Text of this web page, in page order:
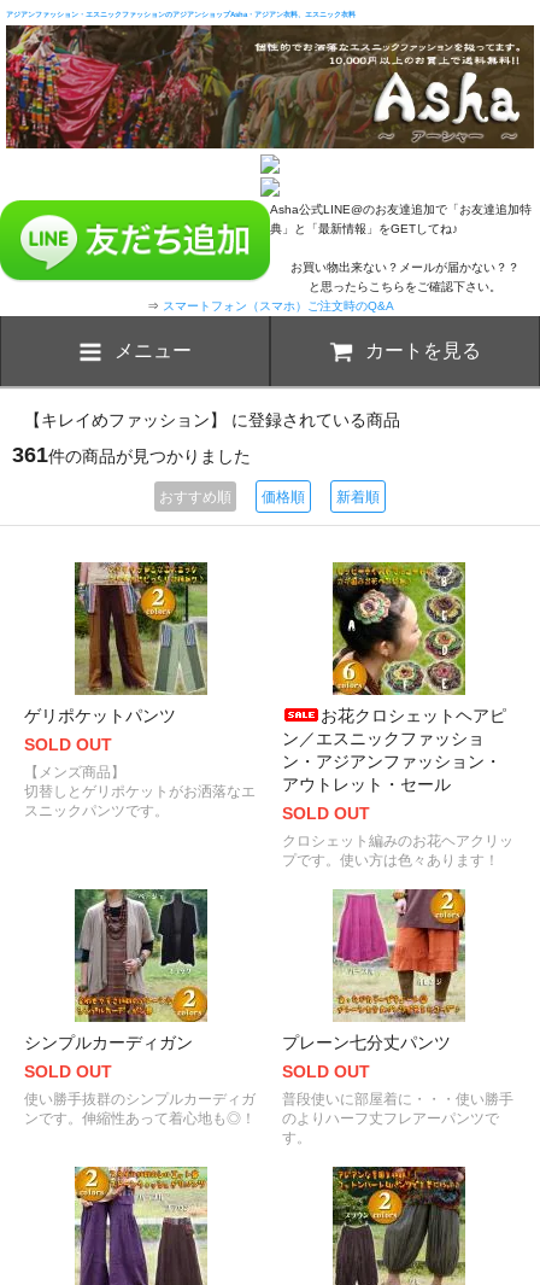
アジアンファッション・エスニックファッションのアジアンショップAsha・アジアン衣料、エスニック衣料
Asha公式LINE@のお友達追加で「お友達追加特
典」と「最新情報」をGETしてね♪
お買い物出来ない？メールが届かない？？
と思ったらこちらをご確認下さい。
⇒ スマートフォン（スマホ）ご注文時のQ&A
メニュー カートを見る
【キレイめファッション】 に登録されている商品
361件の商品が見つかりました
おすすめ順 価格順 新着順
ゲリポケットパンツ
SOLD OUT
【メンズ商品】
切替しとゲリポケットがお洒落なエ
スニックパンツです。
お花クロシェットヘアピ
ン／エスニックファッショ
ン・アジアンファッション・
アウトレット・セール
SOLD OUT
クロシェット編みのお花ヘアクリッ
プです。使い方は色々あります！
シンプルカーディガン
SOLD OUT
使い勝手抜群のシンプルカーディガ
ンです。伸縮性あって着心地も◎！
プレーン七分丈パンツ
SOLD OUT
普段使いに部屋着に・・・使い勝手
のよりハーフ丈フレアーパンツで
す。